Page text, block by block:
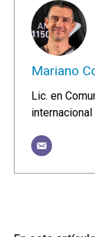
Mariano
Lic. en
internacional